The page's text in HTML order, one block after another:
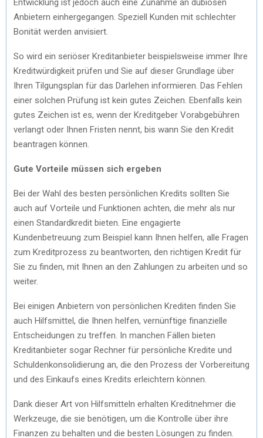
Anbietern einhergegangen. Speziell Kunden mit schlechter
Bonität werden anvisiert.
So wird ein seriöser Kreditanbieter beispielsweise immer Ihre
Kreditwürdigkeit prüfen und Sie auf dieser Grundlage über
Ihren Tilgungsplan für das Darlehen informieren. Das Fehlen
einer solchen Prüfung ist kein gutes Zeichen. Ebenfalls kein
gutes Zeichen ist es, wenn der Kreditgeber Vorabgebühren
verlangt oder Ihnen Fristen nennt, bis wann Sie den Kredit
beantragen können.
Gute Vorteile müssen sich ergeben
Bei der Wahl des besten persönlichen Kredits sollten Sie
auch auf Vorteile und Funktionen achten, die mehr als nur
einen Standardkredit bieten. Eine engagierte
Kundenbetreuung zum Beispiel kann Ihnen helfen, alle Fragen
zum Kreditprozess zu beantworten, den richtigen Kredit für
Sie zu finden, mit Ihnen an den Zahlungen zu arbeiten und so
weiter.
Bei einigen Anbietern von persönlichen Krediten finden Sie
auch Hilfsmittel, die Ihnen helfen, vernünftige finanzielle
Entscheidungen zu treffen. In manchen Fällen bieten
Kreditanbieter sogar Rechner für persönliche Kredite und
Schuldenkonsolidierung an, die den Prozess der Vorbereitung
und des Einkaufs eines Kredits erleichtern können.
Dank dieser Art von Hilfsmitteln erhalten Kreditnehmer die
Werkzeuge, die sie benötigen, um die Kontrolle über ihre
Finanzen zu behalten und die besten Lösungen zu finden.